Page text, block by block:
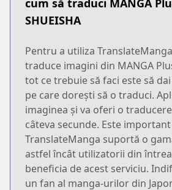
cum să traduci MANGA
SHUEISHA
Pentru a utiliza
traduce imagini din MANGA
tot ce trebuie să faci este să
pe care dorești să o traduci.
imaginea și va oferi o
câteva secunde. Este
TranslateManga suportă o
astfel încât utilizatorii din
beneficia de acest serviciu.
un fan al manga-urilor din